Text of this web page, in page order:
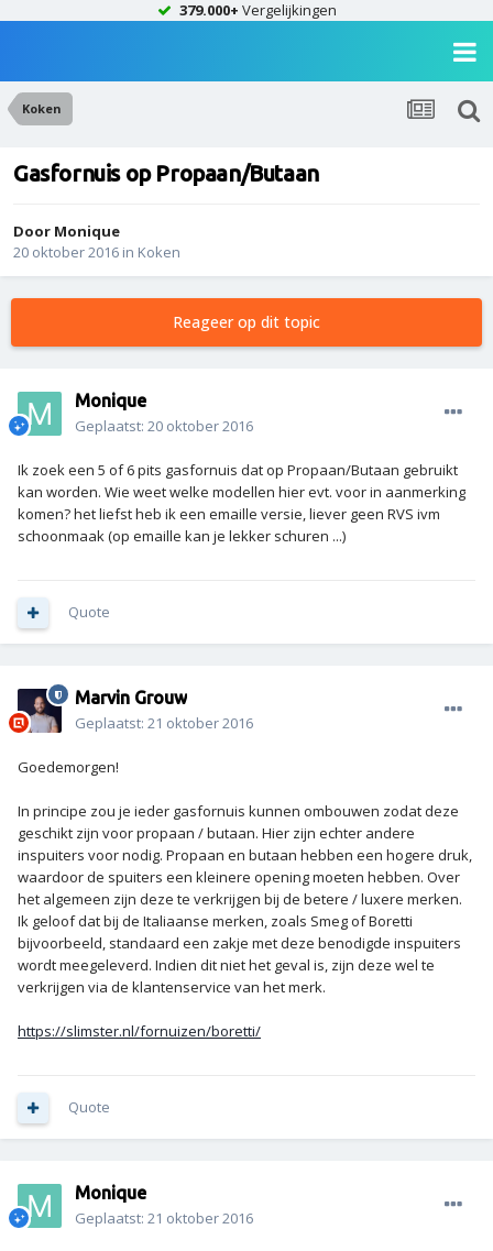
379.000+ Vergelijkingen
Koken
Gasfornuis op Propaan/Butaan
Door Monique
20 oktober 2016 in Koken
Reageer op dit topic
Monique
Geplaatst: 20 oktober 2016
Ik zoek een 5 of 6 pits gasfornuis dat op Propaan/Butaan gebruikt
kan worden. Wie weet welke modellen hier evt. voor in aanmerking
komen? het liefst heb ik een emaille versie, liever geen RVS ivm
schoonmaak (op emaille kan je lekker schuren ...)
Quote
Marvin Grouw
Geplaatst: 21 oktober 2016
Goedemorgen!
In principe zou je ieder gasfornuis kunnen ombouwen zodat deze
geschikt zijn voor propaan / butaan. Hier zijn echter andere
inspuiters voor nodig. Propaan en butaan hebben een hogere druk,
waardoor de spuiters een kleinere opening moeten hebben. Over
het algemeen zijn deze te verkrijgen bij de betere / luxere merken.
Ik geloof dat bij de Italiaanse merken, zoals Smeg of Boretti
bijvoorbeeld, standaard een zakje met deze benodigde inspuiters
wordt meegeleverd. Indien dit niet het geval is, zijn deze wel te
verkrijgen via de klantenservice van het merk.
https://slimster.nl/fornuizen/boretti/
Quote
Monique
Geplaatst: 21 oktober 2016